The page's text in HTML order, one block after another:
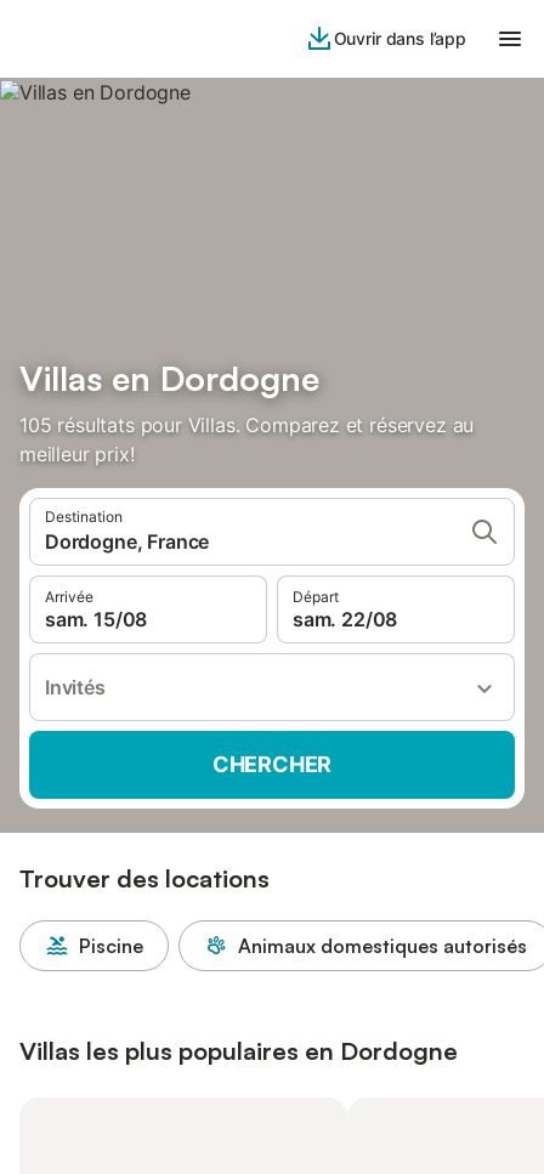
Ouvrir dans l’app
Villas en Dordogne
105 résultats pour Villas. Comparez et réservez au
meilleur prix!
Destination
Dordogne, France
Arrivée
sam. 15/08
Départ
sam. 22/08
Invités
CHERCHER
Trouver des locations
Piscine Animaux domestiques autorisés
Villas les plus populaires en Dordogne